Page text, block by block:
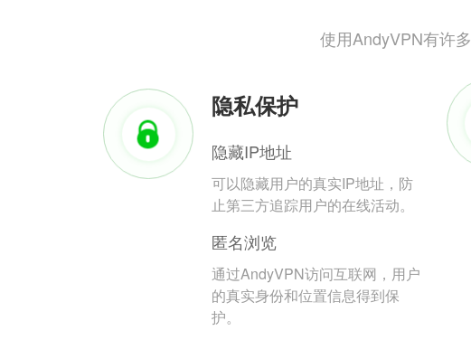
使用AndyVPN有许
隐私保护
隐藏IP地址
可以隐藏用户的真实IP地址，防
止第三方追踪用户的在线活动。
匿名浏览
通过AndyVPN访问互联网，用户
的真实身份和位置信息得到保
护。